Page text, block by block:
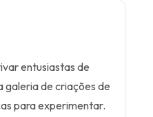
entusiastas de
galeria de criações de
para experimentar.